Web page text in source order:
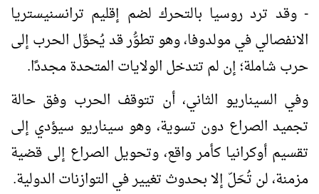
- وقد ترد روسيا بالتحرك لضم إقليم ترانسنيستريا
الانفصالي في مولدوفا، وهو تطوُّر قد يُحوِّل الحرب إلى
حرب شاملة؛ إن لم تتدخل الولايات المتحدة مجددًا.
وفي السيناريو الثاني، أن تتوقف الحرب وفق حالة
تجميد الصراع دون تسوية، وهو سيناريو سيؤدي إلى
تقسيم أوكرانيا كأمر واقع، وتحويل الصراع إلى قضية
مزمنة، لن تُحَلّ إلا بحدوث تغيير في التوازنات الدولية.